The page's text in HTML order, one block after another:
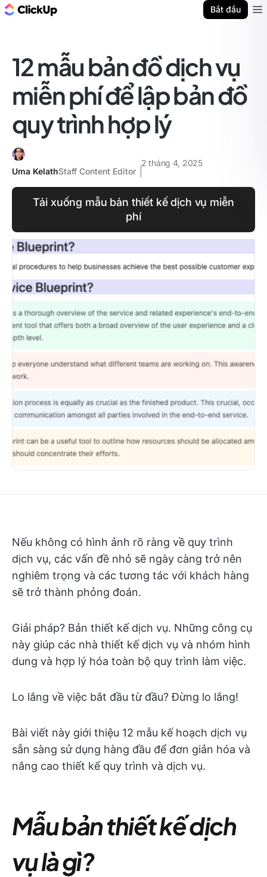
Bắt đầu
12 mẫu bản đồ dịch vụ
miễn phí để lập bản đồ
quy trình hợp lý
Uma KelathStaff Content Editor
2 tháng 4, 2025
Tải xuống mẫu bản thiết kế dịch vụ miễn
phí
Nếu không có hình ảnh rõ ràng về quy trình
dịch vụ, các vấn đề nhỏ sẽ ngày càng trở nên
nghiêm trọng và các tương tác với khách hàng
sẽ trở thành phỏng đoán.
Giải pháp? Bản thiết kế dịch vụ. Những công cụ
này giúp các nhà thiết kế dịch vụ và nhóm hình
dung và hợp lý hóa toàn bộ quy trình làm việc.
Lo lắng về việc bắt đầu từ đầu? Đừng lo lắng!
Bài viết này giới thiệu 12 mẫu kế hoạch dịch vụ
sẵn sàng sử dụng hàng đầu để đơn giản hóa và
nâng cao thiết kế quy trình và dịch vụ.
Mẫu bản thiết kế dịch
vụ là gì?